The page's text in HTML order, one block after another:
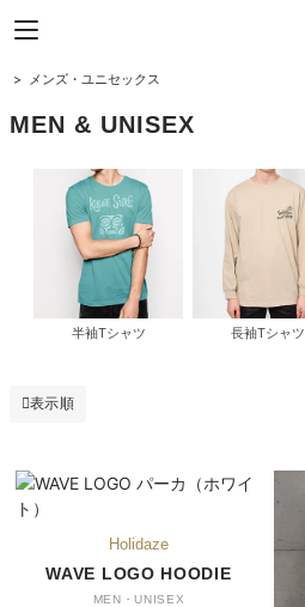
> メンズ・ユニセックス
MEN & UNISEX
半袖Tシャツ 長袖Tシャツ
表示順
WAVE LOGO HOODIE
MEN・UNISEX